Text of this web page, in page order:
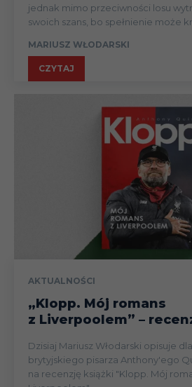
jednak mimo przeciwności losu
swoich szans, bo spełnienie może
MARIUSZ WŁODARSKI
CZYTAJ
AKTUALNOŚCI
„Klopp. Mój romans
z Liverpoolem” –
Dzisiaj Mariusz Włodarski opisuje
brytyjskiego pisarza Anthony'ego
na recenzję książki "Klopp. Mój